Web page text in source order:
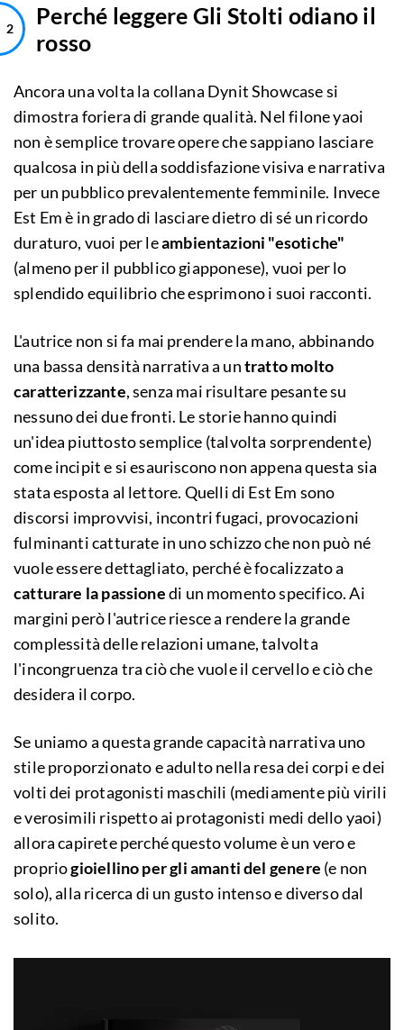
Perché leggere Gli Stolti odiano il
rosso
Ancora una volta la collana Dynit Showcase si
dimostra foriera di grande qualità. Nel filone yaoi
non è semplice trovare opere che sappiano lasciare
qualcosa in più della soddisfazione visiva e narrativa
per un pubblico prevalentemente femminile. Invece
Est Em è in grado di lasciare dietro di sé un ricordo
duraturo, vuoi per leambientazioni "esotiche"
(almeno per il pubblico giapponese), vuoi per lo
splendido equilibrio che esprimono i suoi racconti.
L'autrice non si fa mai prendere la mano, abbinando
una bassa densità narrativa a untratto molto
caratterizzante, senza mai risultare pesante su
nessuno dei due fronti. Le storie hanno quindi
un'idea piuttosto semplice (talvolta sorprendente)
come incipit e si esauriscono non appena questa sia
stata esposta al lettore. Quelli di Est Em sono
discorsi improvvisi, incontri fugaci, provocazioni
fulminanti catturate in uno schizzo che non può né
vuole essere dettagliato, perché è focalizzato a
catturare la passionedi un momento specifico. Ai
margini però l'autrice riesce a rendere la grande
complessità delle relazioni umane, talvolta
l'incongruenza tra ciò che vuole il cervello e ciò che
desidera il corpo.
Se uniamo a questa grande capacità narrativa uno
stile proporzionato e adulto nella resa dei corpi e dei
volti dei protagonisti maschili (mediamente più virili
e verosimili rispetto ai protagonisti medi dello yaoi)
allora capirete perché questo volume è un vero e
propriogioiellino per gli amanti del genere (e non
solo), alla ricerca di un gusto intenso e diverso dal
solito.